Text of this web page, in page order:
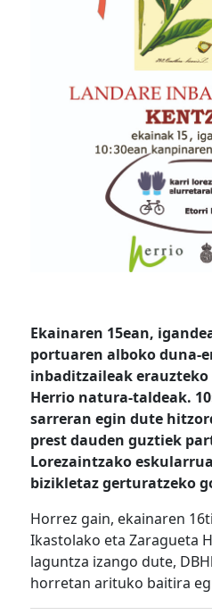
Ekainaren 15ean,
portuaren alboko duna-
inbaditzaileak
Herrio natura-taldeak.
sarreran egin dute
prest dauden guztiek
Lorezaintzako
bizikletaz gerturatzeko
Horrez gain, ekainaren
Ikastolako eta Zaragueta
laguntza izango dute,
horretan arituko baitira